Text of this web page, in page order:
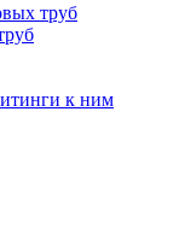
труб
к ним